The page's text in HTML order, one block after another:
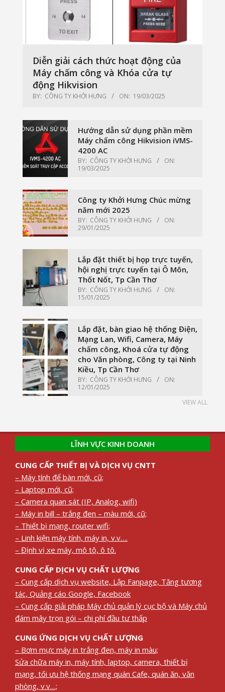
Diễn giải cách thức hoạt động của
Máy chấm công và Khóa cửa tự
động Hikvision
BY: CÔNG TY KHỞI HƯNG ON: 19/03/2025
Hướng dẫn sử dụng phần mềm
Máy chấm công Hikvision iVMS-
4200 AC
BY: CÔNG TY KHỞI HƯNG
ON:
19/03/2025
Công ty Khởi Hưng Chúc mừng
năm mới 2025
BY: CÔNG TY KHỞI HƯNG
ON:
29/01/2025
Lắp đặt thiết bị họp trực tuyến,
hội nghị trực tuyến tại Ô Môn,
Thốt Nốt, Tp Cần Thơ
BY: CÔNG TY KHỞI HƯNG
ON:
15/01/2025
Lắp đặt, bàn giao hệ thống Điện,
Mạng Lan, Wifi, Camera, Máy
chấm công, Khoá cửa tự động
cho Văn phòng, Công ty tại Ninh
Kiều, Tp Cần Thơ
BY: CÔNG TY KHỞI HƯNG
ON:
12/01/2025
VIEW ALL
LĨNH VỰC KINH DOANH
CUNG CẤP THIẾT BỊ VÀ DỊCH VỤ CNTT
– Máy tính để bàn mới, cũ;
– Laptop mới, cũ;
– Camera quan sát (IP, Analog, wifi)
– Máy in bill – trắng đen – màu mới, cũ;
– Thiết bị mạng, router wifi;
– Linh kiện máy tính, máy in, v.v….
– Định vị xe máy, mô tô, ô tô.
CUNG CẤP DỊCH VỤ CHẤT LƯỢNG
– Cung cấp dịch vụ website, Lập Fanpage, Tăng tương
tác, Quảng cáo Google, Facebook
– Cung cấp giải pháp Máy chủ quản lý cục bộ và Máy chủ
đám mây trọn gói – chi phí đầu tư thấp
CUNG ỨNG DỊCH VỤ CHẤT LƯỢNG
– Bơm mực máy in trắng đen, máy in màu;
Sửa chữa máy in, máy tính, laptop, camera, thiết bị
mạng, tối ưu hệ thống mạng quán Cafe, quán ăn, văn
phòng, v.v…;